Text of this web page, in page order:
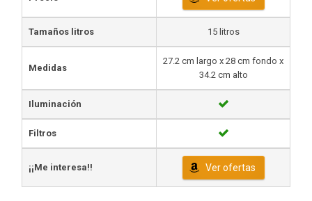
Tamaños litros 15 litros
Medidas
27.2 cm largo x 28 cm fondo x
34.2 cm alto
Iluminación
Filtros
¡¡Me interesa!! Ver ofertas